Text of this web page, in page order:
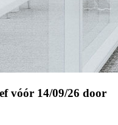
vóór 14/09/26 door